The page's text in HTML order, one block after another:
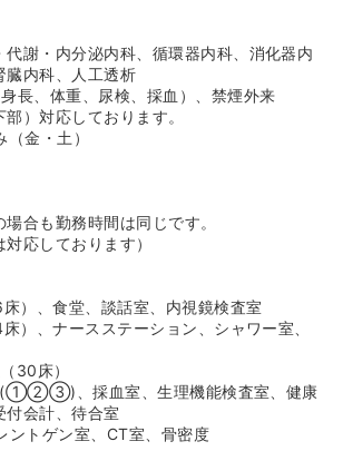
代謝・内分泌内科、循環器内科、消化器内
臓内科、人工透析
長、体重、尿検、採血）、禁煙外来
部）対応しております。
金・土）
場合も勤務時間は同じです。
応しております）
床）、食堂、談話室、内視鏡検査室
）、ナースステーション、シャワー室、
30床）
(①②③)、採血室、生理機能検査室、健康
付会計、待合室
ントゲン室、CT室、骨密度